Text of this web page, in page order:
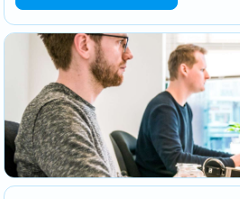
Das Einlegeformular, ausgedruckt
dieses Formular können wir deine
zuordnen und die Bearbeitung
Den Akku selbst.
Das passende Ladegerät.
Hat dein Akku ein Schloss? Schicke
verschlossenen Umschlag mit.
am Akku fest.
Ohne Ladegerät und Schlüssel können
vollständig testen.